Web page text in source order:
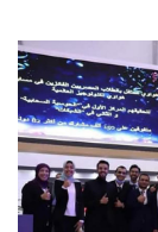
الطلاب
هيئة التدريس
الدراسات العليا